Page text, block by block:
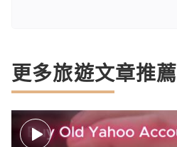
更多旅遊文章推薦